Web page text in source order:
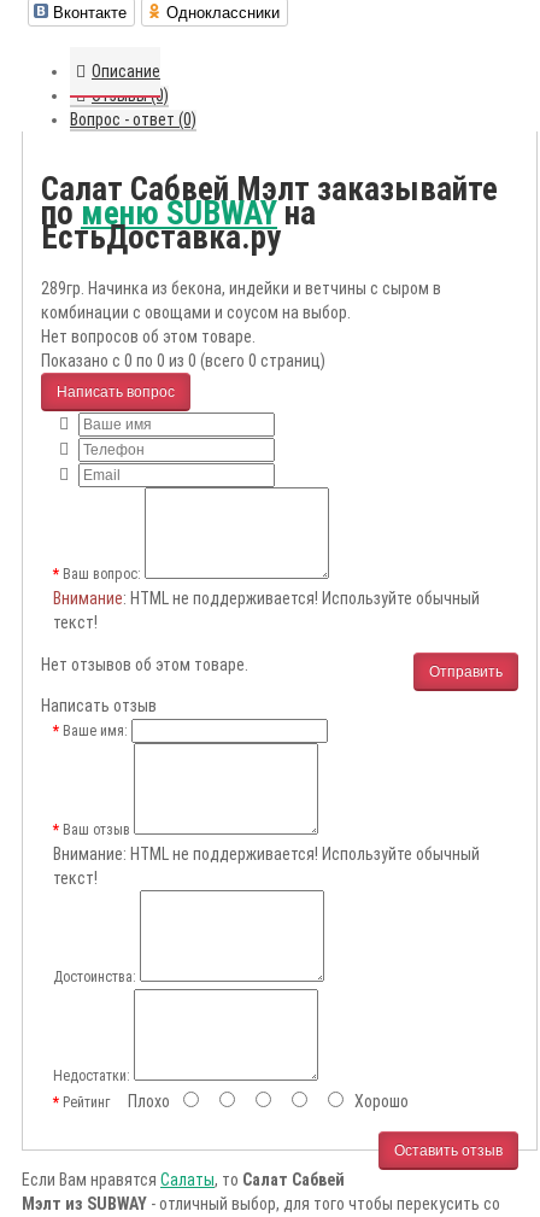
Вконтакте Одноклассники
Описание
Отзывы (0)
Вопрос - ответ (0)
Салат Сабвей Мэлт заказывайте
поменю SUBWAYна
ЕстьДоставка.ру
289гр. Начинка из бекона, индейки и ветчины с сыром в
комбинации с овощами и соусом на выбор.
Нет вопросов об этом товаре.
Показано с 0 по 0 из 0 (всего 0 страниц)
Написать вопрос
Ваш вопрос:
Внимание: HTML не поддерживается! Используйте обычный
текст!
Отправить
Нет отзывов об этом товаре.
Написать отзыв
Ваше имя:
Ваш отзыв
Внимание: HTML не поддерживается! Используйте обычный
текст!
Достоинства:
Недостатки:
РейтингПлохо Хорошо
Оставить отзыв
Если Вам нравятся Салаты, то Салат Сабвей
Мэлт из SUBWAY - отличный выбор, для того чтобы перекусить со